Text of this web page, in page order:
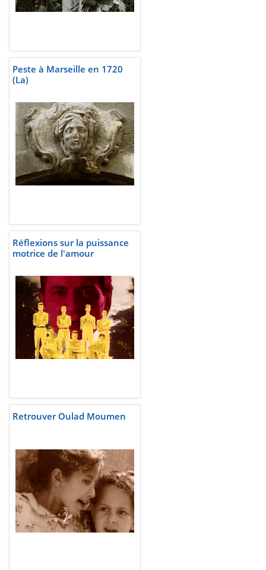
Peste à Marseille en 1720
(La)
Réflexions sur la puissance
motrice de l'amour
Retrouver Oulad Moumen